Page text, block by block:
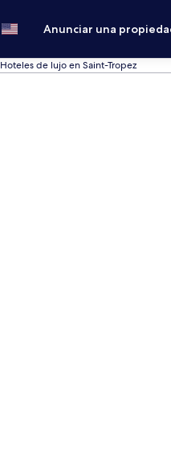
Anunciar una
Hoteles de lujo en Saint-Tropez